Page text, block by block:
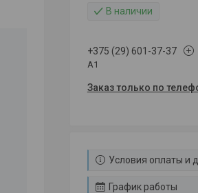
В наличии
+375 (29) 601-37-37
A1
Заказ только по
Условия оплаты и
График работы